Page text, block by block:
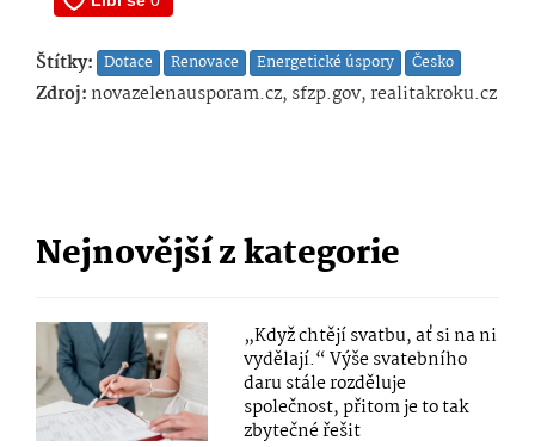
Štítky: Dotace Renovace Energetické úspory Česko
Zdroj: novazelenausporam.cz, sfzp.gov, realitakroku.cz
Nejnovější z kategorie
„Když chtějí svatbu, ať si na ni
vydělají.“ Výše svatebního
daru stále rozděluje
společnost, přitom je to tak
zbytečné řešit